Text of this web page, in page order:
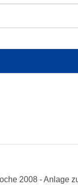
2008 - Anlage